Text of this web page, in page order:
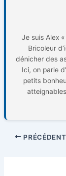
Je suis Alex
Bricoleur
dénicher des
Ici, on parle
petits
PRÉCÉDENT